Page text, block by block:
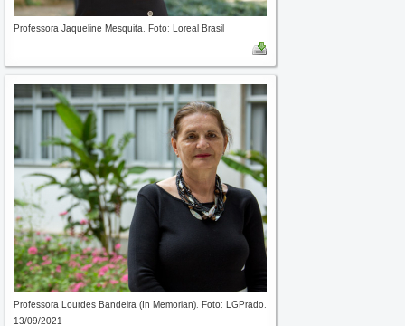
Professora Jaqueline Mesquita. Foto: Loreal Brasil
Professora Lourdes Bandeira (In Memorian). Foto: LGPrado.
13/09/2021